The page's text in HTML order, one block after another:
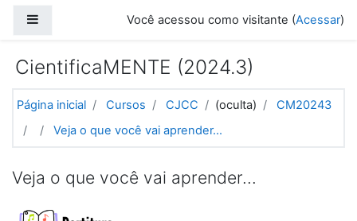
Você acessou como visitante (Acessar)
CientificaMENTE (2024.3)
Página inicial Cursos CJCC (oculta)
CM20243
Veja o que você vai aprender...
Veja o que você vai aprender...